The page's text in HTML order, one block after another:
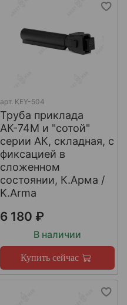
арт. KEY-504
Труба приклада
АК-74М и "сотой"
серии АК, складная, с
фиксацией в
сложенном
состоянии, К.Арма /
K.Arma
6 180 ₽
В наличии
Купить сейчас